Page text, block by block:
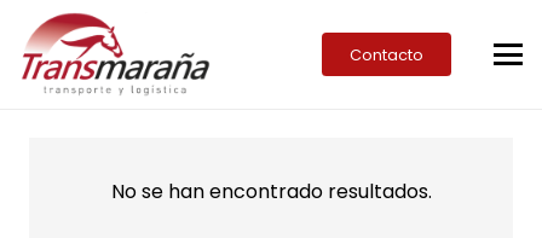
Contacto
No se han encontrado resultados.